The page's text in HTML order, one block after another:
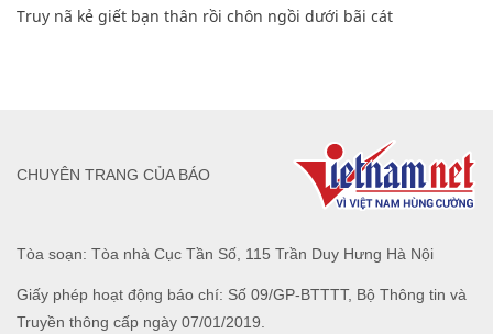
Truy nã kẻ giết bạn thân rồi chôn ngồi dưới bãi cát
Tòa soạn: Tòa nhà Cục Tần Số, 115 Trần Duy Hưng Hà Nội
Giấy phép hoạt động báo chí: Số 09/GP-BTTTT, Bộ Thông tin và
Truyền thông cấp ngày 07/01/2019.
CHUYÊN TRANG CỦA BÁO